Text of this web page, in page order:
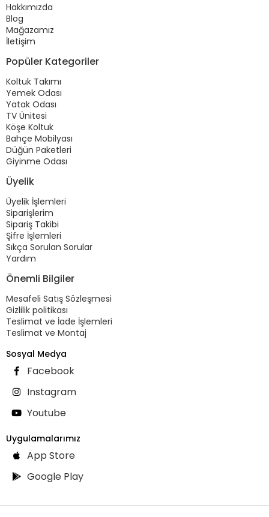
Hakkımızda
Blog
Mağazamız
İletişim
Popüler Kategoriler
Koltuk Takımı
Yemek Odası
Yatak Odası
TV Ünitesi
Köşe Koltuk
Bahçe Mobilyası
Düğün Paketleri
Giyinme Odası
Üyelik
Üyelik İşlemleri
Siparişlerim
Sipariş Takibi
Şifre İşlemleri
Sıkça Sorulan Sorular
Yardım
Önemli Bilgiler
Mesafeli Satış Sözleşmesi
Gizlilik politikası
Teslimat ve İade İşlemleri
Teslimat ve Montaj
Sosyal Medya
Facebook
Instagram
Youtube
Uygulamalarımız
App Store
Google Play